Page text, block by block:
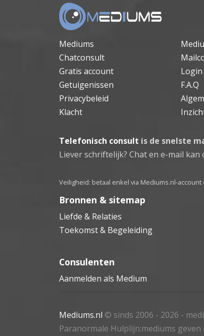
Mediums
Chatconsult
Gratis account
Getuigenissen
F.A.Q
Privacybeleid
Klacht
Telefonisch consult is de snelste
Liever schriftelijk? Chat en e-mail
Veiligheid: betaal enkel via Mediums.nl-
Bronnen & sitemap
Liefde & Relaties
Toekomst & Begeleiding
Consulenten
Aanmelden als Medium
Mediums.nl © sinds 2006 - 2026 -
Paranormale Hulplijn:mediums